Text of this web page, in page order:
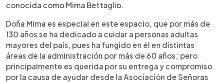
conocida como Mima Bettaglio.
Doña Mima es especial en este espacio, que por más de
130 años se ha dedicado a cuidar a personas adultas
mayores del país, pues ha fungido en él en distintas
áreas de la administración por más de 60 años; pero
principalmente es querida por su entrega y compromiso
por la causa de ayudar desde la Asociación de Señoras